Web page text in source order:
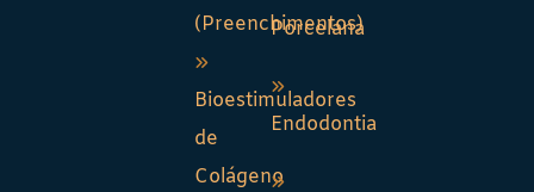
(Preenchimentos)
Bioestimuladores
de
Colágeno
Porcelana
Endodontia